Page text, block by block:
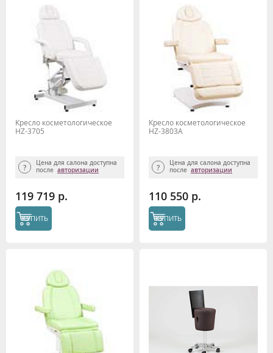
Кресло косметологическое
HZ-3705
Цена для салона доступна
после авторизации
119 719 р.
КУПИТЬ
Кресло косметологическое
HZ-3803A
Цена для салона доступна
после авторизации
110 550 р.
КУПИТЬ